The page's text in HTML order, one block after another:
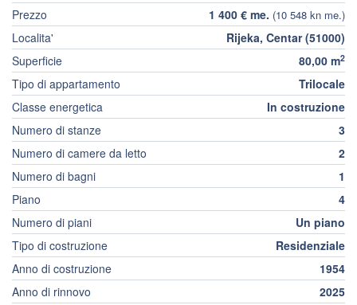
Prezzo
1 400 € me. (10 548 kn me.)
Localita'
Rijeka, Centar (51000)
Superficie
80,00 m2
Tipo di appartamento
Trilocale
Classe energetica
In costruzione
Numero di stanze
3
Numero di camere da letto
2
Numero di bagni
1
Piano
4
Numero di piani
Un piano
Tipo di costruzione
Residenziale
Anno di costruzione
1954
Anno di rinnovo
2025